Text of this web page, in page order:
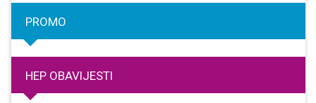
PROMO
HEP OBAVIJESTI